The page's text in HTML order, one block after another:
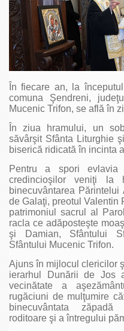
În fiecare an, la
comuna Şendreni,
Mucenic Trifon, se află în
În ziua hramului, un
săvârşit Sfânta Liturghie
biserică ridicată în incinta
Pentru a spori evlavia
credincioşilor veniţi la
binecuvântarea Părintelui
de Galaţi, preotul Valentin
patrimoniul sacrul al
racla ce adăposteşte
şi Damian, Sfântului
Sfântului Mucenic Trifon.
Ajuns în mijlocul clericilor
ierarhul Dunării de Jos
vecinătate a
rugăciuni de mulţumire
binecuvântata
roditoare şi a întregului